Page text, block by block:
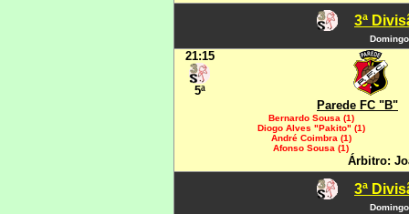
3ª
21:15
5ª
Parede FC "B"
Bernardo Sousa (1)
Diogo Alves "Pakito" (1)
André Coimbra (1)
Afonso Sousa (1)
Árbitro:
3ª